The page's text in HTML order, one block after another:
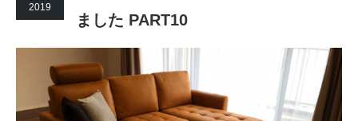
2019
ました PART10